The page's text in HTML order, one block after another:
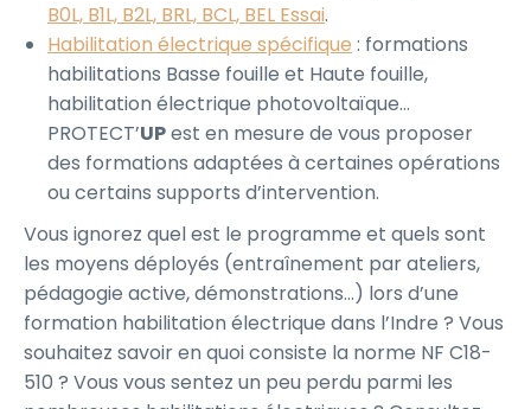
B0L, B1L, B2L, BRL, BCL, BEL Essai.
Habilitation électrique spécifique : formations
habilitations Basse fouille et Haute fouille,
habilitation électrique photovoltaïque…
PROTECT’UPest en mesure de vous proposer
des formations adaptées à certaines opérations
ou certains supports d’intervention.
Vous ignorez quel est le programme et quels sont
les moyens déployés (entraînement par ateliers,
pédagogie active, démonstrations…) lors d’une
formation habilitation électrique dans l’Indre ? Vous
souhaitez savoir en quoi consiste la norme NF C18-
510 ? Vous vous sentez un peu perdu parmi les